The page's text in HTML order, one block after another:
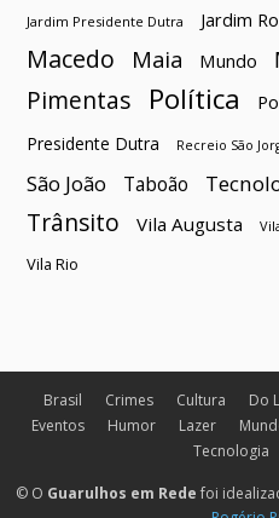
Jardim Presidente Dutra Jardim
Macedo
Maia Mundo
Pimentas Política
Presidente Dutra Recreio São
São João Taboão
Trânsito Vila Augusta
Vila Rio
Brasil Crimes Cultura Do
Eventos
Humor Lazer
Tecnologia
© O Guarulhos em Rede foi